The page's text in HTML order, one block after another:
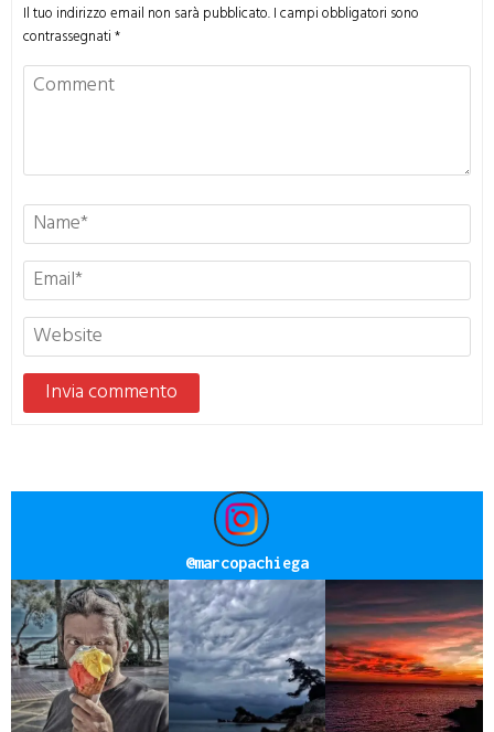
Il tuo indirizzo email non sarà pubblicato.I campi obbligatori sono
contrassegnati*
@marcopachiega